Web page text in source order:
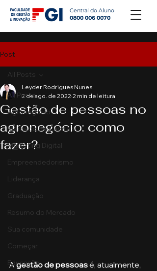
Central do Aluno
0800 006 0070
Post
All Posts
Agronegócio
Mercado de Capitais
Marketing Digital
Empreendedorismo
Liderança
Graduação
Resumo do Mercado
Sua comunidade
Começar
Educação
All Posts
Gestão de pessoas no
agronegócio: como
fazer?
Leyder Rodrigues Nunes
2 de ago. de 2022 2 min de leitura
A gestão de pessoas é, atualmente,